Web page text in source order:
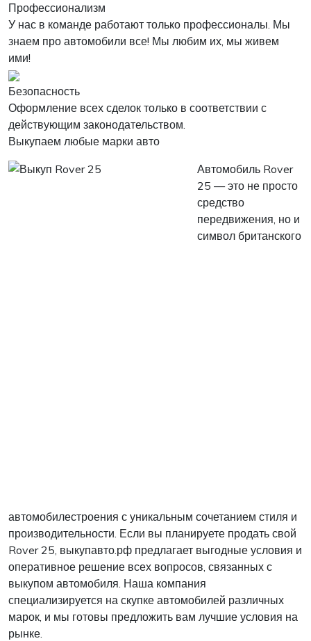
Профессионализм
У нас в команде работают только профессионалы. Мы
знаем про автомобили все! Мы любим их, мы живем
ими!
Безопасность
Оформление всех сделок только в соответствии с
действующим законодательством.
Выкупаем любые марки авто
Автомобиль Rover
25 — это не просто
средство
передвижения, но и
символ британского
автомобилестроения с уникальным сочетанием стиля и
производительности. Если вы планируете продать свой
Rover 25, выкупавто.рф предлагает выгодные условия и
оперативное решение всех вопросов, связанных с
выкупом автомобиля. Наша компания
специализируется на скупке автомобилей различных
марок, и мы готовы предложить вам лучшие условия на
рынке.